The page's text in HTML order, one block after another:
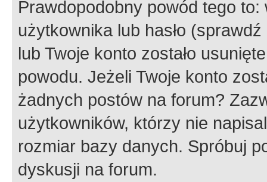
Prawdopodobny powód tego to:
użytkownika lub hasło
lub Twoje konto zostało
powodu. Jeżeli Twoje konto
żadnych postów na forum?
użytkowników, którzy nie
rozmiar bazy danych. Spróbuj
dyskusji na forum.